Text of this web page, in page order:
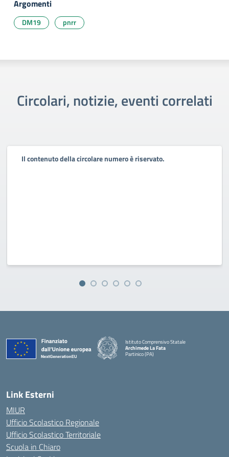
Argomenti
DM19 pnrr
Circolari, notizie, eventi correlati
Il contenuto della circolare numero è riservato.
Istituto Comprensivo Statale
Archimede La Fata
Partinico (PA)
Link Esterni
MIUR
Ufficio Scolastico Regionale
Ufficio Scolastico Territoriale
Scuola in Chiaro